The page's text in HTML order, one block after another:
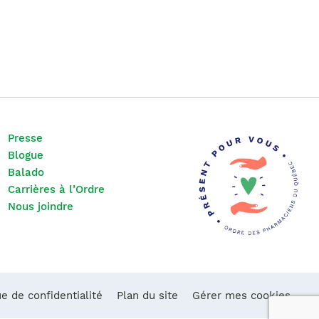
Presse
Blogue
Balado
Carrières à l’Ordre
Nous joindre
de confidentialité Plan du site Gérer mes cookies